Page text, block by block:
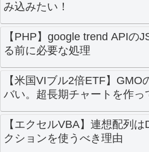
み込みたい！
【PHP】google trend APIの
る前に必要な処理
【米国VIブル2倍ETF】
バい。超長期チャートを作っ
【エクセルVBA】連想配列
クションを使うべき理由